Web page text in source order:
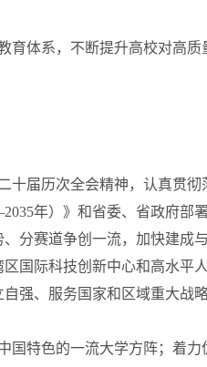
体系，不断提升高校对高质
届历次全会精神，认真贯彻
年）》和省委、省政府部
分赛道争创一流，加快建成
国际科技创新中心和高水平
强、服务国家和区域重大战
特色的一流大学方阵；着力